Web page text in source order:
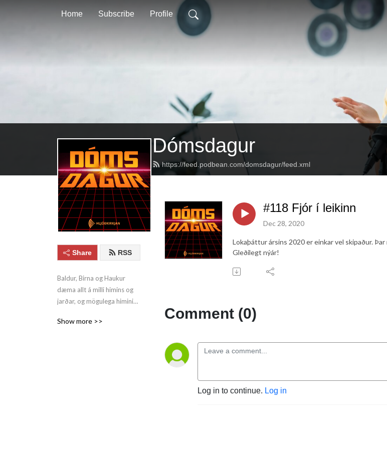
Home Subscribe Profile
Dómsdagur
https://feed.podbean.com/domsdagur/feed.xml
Share RSS
Baldur, Birna og Haukur
dæma allt á milli himins og
jarðar, og mögulega himininn
Show more >>
#118 Fjór í leikinn
Dec 28, 2020
Lokaþáttur ársins 2020 er einkar vel skipaður.
Gleðilegt nýár!
Comment (0)
Log in to continue. Log in